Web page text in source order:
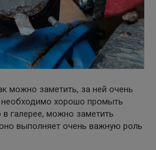
можно заметить, за ней очень
хорошо промыть
галерее, можно заметить
выполняет очень важную роль